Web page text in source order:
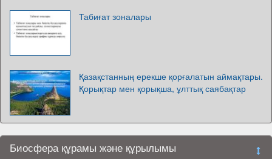
Табиғат зоналары
Қазақстанның ерекше қорғалатын аймақтары.
Қорықтар мен қорықша, ұлттық саябақтар
Биосфера құрамы және құрылымы